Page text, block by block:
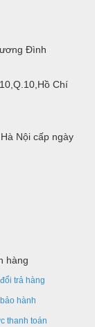
Đình
Chí
Nội cấp ngày
hàng
trả hàng
hành
thanh toán